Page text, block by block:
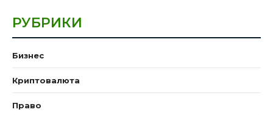
РУБРИКИ
Бизнес
Криптовалюта
Право